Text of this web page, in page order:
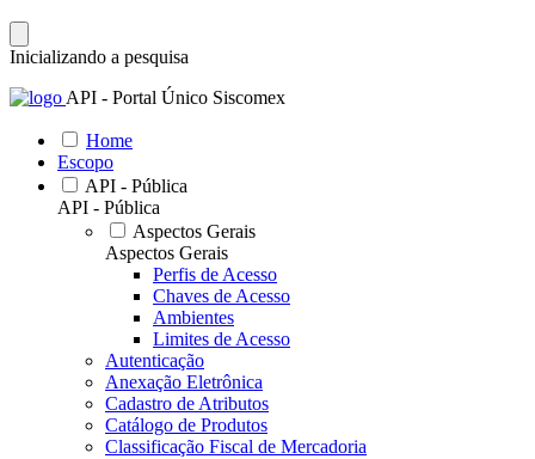
Inicializando a pesquisa
API - Portal Único Siscomex
Home
Escopo
API - Pública
API - Pública
Aspectos Gerais
Aspectos Gerais
Perfis de Acesso
Chaves de Acesso
Ambientes
Limites de Acesso
Autenticação
Anexação Eletrônica
Cadastro de Atributos
Catálogo de Produtos
Classificação Fiscal de Mercadoria